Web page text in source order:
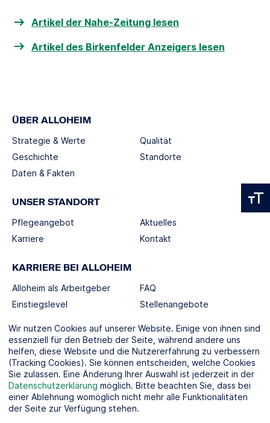
Artikel der Nahe-Zeitung lesen
Artikel des Birkenfelder Anzeigers lesen
ÜBER ALLOHEIM
Strategie & Werte
Geschichte
Daten & Fakten
Qualität
Standorte
UNSER STANDORT
Pflegeangebot
Karriere
Aktuelles
Kontakt
KARRIERE BEI ALLOHEIM
Alloheim als Arbeitgeber
Einstiegslevel
FAQ
Stellenangebote
SOCIAL MEDIA
Wir nutzen Cookies auf unserer Website. Einige von ihnen sind
essenziell für den Betrieb der Seite, während andere uns
helfen, diese Website und die Nutzererfahrung zu verbessern
(Tracking Cookies). Sie können entscheiden, welche Cookies
Sie zulassen. Eine Änderung Ihrer Auswahl ist jederzeit in der
Datenschutzerklärung möglich. Bitte beachten Sie, dass bei
einer Ablehnung womöglich nicht mehr alle Funktionalitäten
der Seite zur Verfügung stehen.